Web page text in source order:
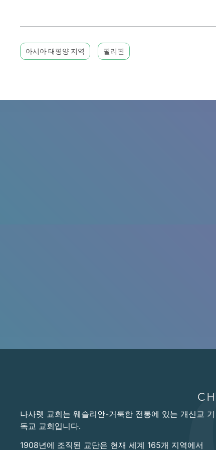
아시아 태평양 지역 필리핀
나사렛 교회는 웨슬리안-거룩한 전통에 있는 개신교 기
독교 교회입니다.
1908년에 조직된 교단은 현재 세계 165개 지역에서